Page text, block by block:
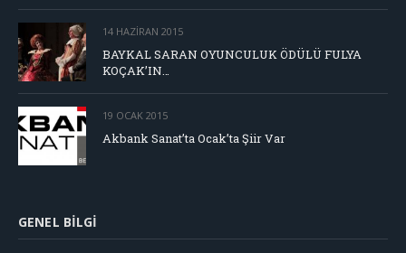
14 HAZIRAN 2015
BAYKAL SARAN OYUNCULUK ÖDÜLÜ FULYA
KOÇAK’IN…
19 OCAK 2015
Akbank Sanat’ta Ocak’ta Şiir Var
GENEL BILGI